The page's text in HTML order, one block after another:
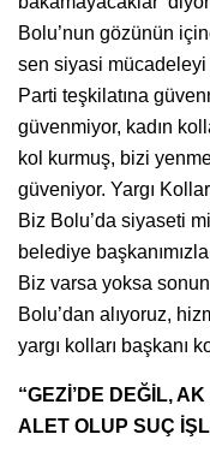
Bolu’nun gözünün
sen siyasi mücadeleyi
Parti teşkilatına
güvenmiyor, kadın
kol kurmuş, bizi
güveniyor. Yargı
Biz Bolu’da siyaseti
belediye
Biz varsa yoksa
Bolu’dan alıyoruz,
yargı kolları başkanı
“GEZİ’DE DEĞİL,
ALET OLUP SUÇ